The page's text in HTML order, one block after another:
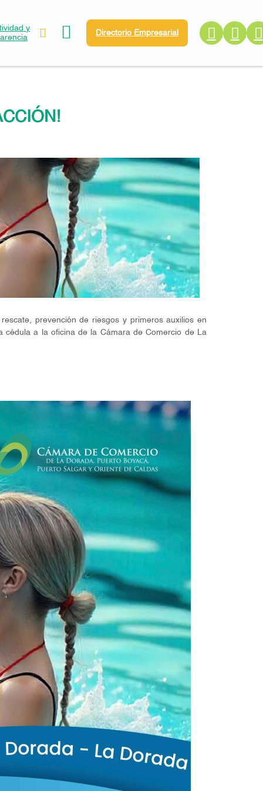
y
Directorio Empresarial
prevención de riesgos y primeros auxilios en
cédula a la oficina de la Cámara de Comercio de La